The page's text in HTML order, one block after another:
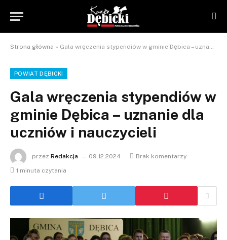
Strona główna » Gala wręczenia stypendiów w gminie Dębica – uznanie dla uczniów i nauczycieli
POWIAT DĘBICKI
Gala wręczenia stypendiów w
gminie Dębica – uznanie dla
uczniów i nauczycieli
przez Redakcja 09.12.2024
Brak komentarzy
1 minuta czytania